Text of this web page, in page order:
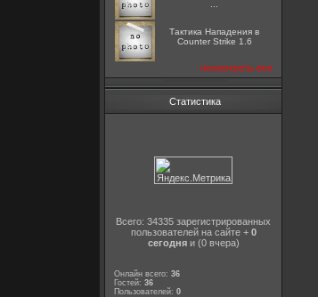
Тактика Нападения в
Counter Strike 1.6
посмотреть все
Статистика
Всего: 34335 зарегистрированных
пользователей на сайте + 0
сегодняи (0 вчера)
Онлайн всего: 36
Гостей: 36
Пользователей: 0